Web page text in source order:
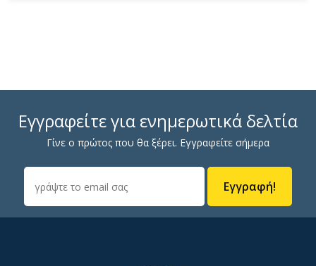
Εγγραφείτε για ενημερωτικά δελτία
Γίνε ο πρώτος που θα ξέρει. Εγγραφείτε σήμερα
Εγγραφή!